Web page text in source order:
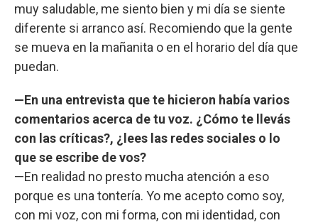
muy saludable, me siento bien y mi día se siente
diferente si arranco así. Recomiendo que la gente
se mueva en la mañanita o en el horario del día que
puedan.
—En una entrevista que te hicieron había varios
comentarios acerca de tu voz. ¿Cómo te llevás
con las críticas?, ¿lees las redes sociales o lo
que se escribe de vos?
—En realidad no presto mucha atención a eso
porque es una tontería. Yo me acepto como soy,
con mi voz, con mi forma, con mi identidad, con